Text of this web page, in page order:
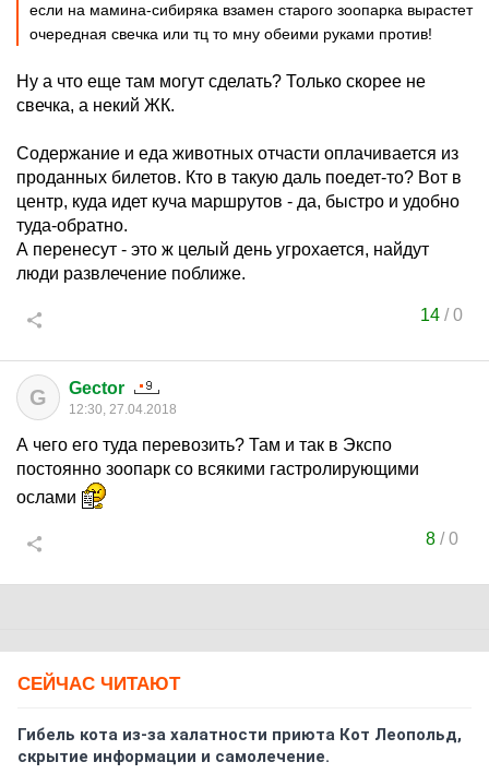
если на мамина-сибиряка взамен старого зоопарка вырастет
очередная свечка или тц то мну обеими руками против!
Ну а что еще там могут сделать? Только скорее не
свечка, а некий ЖК.
Содержание и еда животных отчасти оплачивается из
проданных билетов. Кто в такую даль поедет-то? Вот в
центр, куда идет куча маршрутов - да, быстро и удобно
туда-обратно.
А перенесут - это ж целый день угрохается, найдут
люди развлечение поближе.
14 /0
G Gector
12:30, 27.04.2018
А чего его туда перевозить? Там и так в Экспо
постоянно зоопарк со всякими гастролирующими
ослами
8/0
СЕЙЧАС ЧИТАЮТ
Гибель кота из-за халатности приюта Кот Леопольд,
скрытиe информации и самолечение.